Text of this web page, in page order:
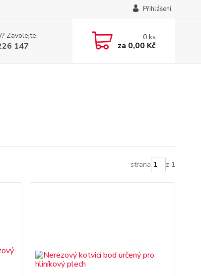
Přihlášení
Zavolejte.
147
0ks
za 0,00 Kč
strana z 1